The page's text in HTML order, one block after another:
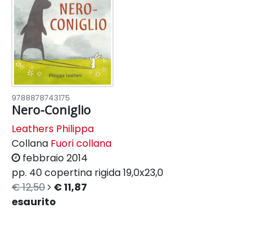
9788878743175
Nero-Coniglio
Leathers Philippa
Collana Fuori collana
febbraio 2014
pp. 40copertina rigida19,0x23,0
€ 12,50
€ 11,87
esaurito